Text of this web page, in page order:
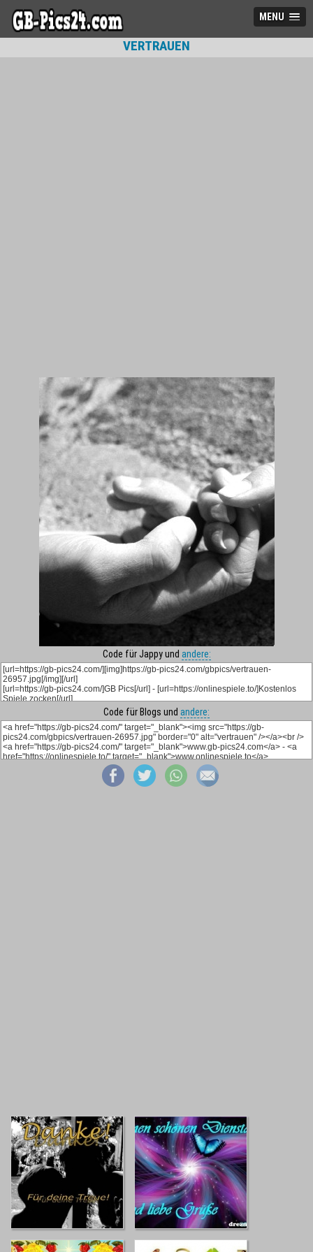
MENU
VERTRAUEN
Code für Jappy und andere:
Code für Blogs und andere: